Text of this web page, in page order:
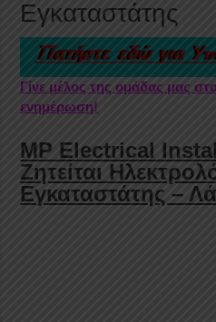
Εγκαταστάτης
Γίνε μέλος της ομάδας μας
ενημέρωση!
MP Electrical
Ζητείται
Εγκαταστάτης –